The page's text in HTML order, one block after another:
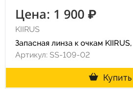
Цена: 1 900 ₽
KIIRUS
Запасная линза к очкам
Артикул: SS-109-02
Купить